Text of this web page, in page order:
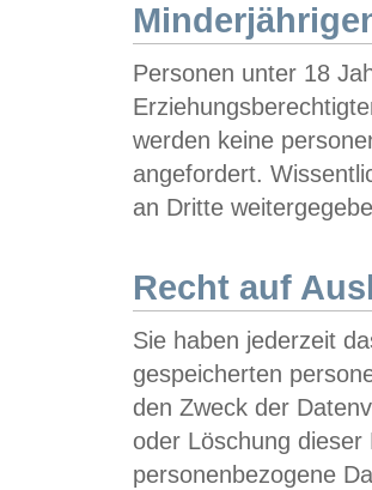
Personen unter 18
werden keine
angefordert.
an Dritte
Recht auf
Sie haben jederzeit
gespeicherten
den Zweck der
oder Löschung
personenbezogene